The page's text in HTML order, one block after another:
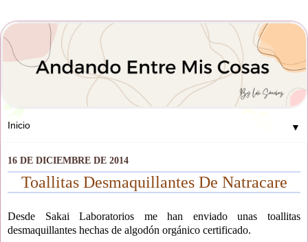
▼
16 DE DICIEMBRE DE 2014
Toallitas Desmaquillantes De Natracare
Desde Sakai Laboratorios me han enviado unas toallitas
desmaquillantes hechas de algodón orgánico certificado.